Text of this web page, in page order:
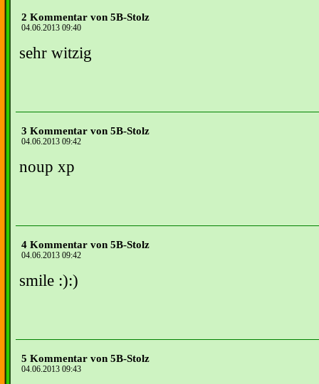
2 Kommentar von 5B-Stolz
04.06.2013 09:40
sehr witzig
3 Kommentar von 5B-Stolz
04.06.2013 09:42
noup xp
4 Kommentar von 5B-Stolz
04.06.2013 09:42
smile :):)
5 Kommentar von 5B-Stolz
04.06.2013 09:43